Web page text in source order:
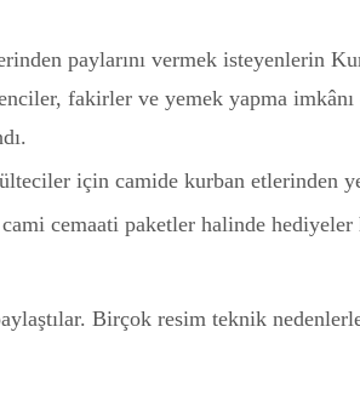
paylarını vermek isteyenlerin
fakirler ve yemek yapma
için camide kurban etlerinden
cemaati paketler halinde
Birçok resim teknik